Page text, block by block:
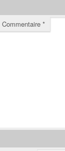
Commentaire *